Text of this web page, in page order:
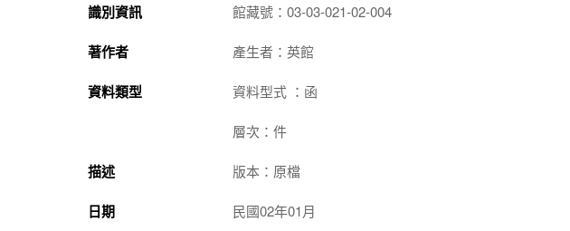
識別資訊 館藏號：03-03-021-02-004
著作者 產生者：英館
資料類型 資料型式 ：函
層次：件
描述 版本：原檔
日期 民國02年01月